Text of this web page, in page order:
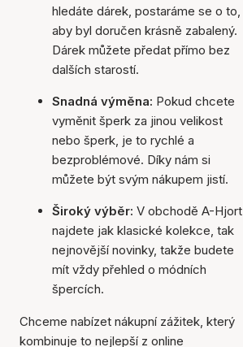
hledáte dárek, postaráme se o to,
aby byl doručen krásně zabalený.
Dárek můžete předat přímo bez
dalších starostí.
Snadná výměna: Pokud chcete
vyměnit šperk za jinou velikost
nebo šperk, je to rychlé a
bezproblémové. Díky nám si
můžete být svým nákupem jistí.
Široký výběr: V obchodě A-Hjort
najdete jak klasické kolekce, tak
nejnovější novinky, takže budete
mít vždy přehled o módních
špercích.
Chceme nabízet nákupní zážitek, který
kombinuje to nejlepší z online